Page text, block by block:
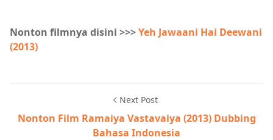
Nonton filmnya disini >>>Yeh Jawaani Hai Deewani
(2013)
Next Post
Nonton Film Ramaiya Vastavaiya (2013) Dubbing
Bahasa Indonesia